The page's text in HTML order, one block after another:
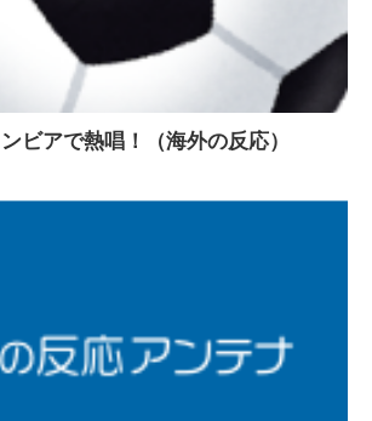
ビアで熱唱！（海外の反応）